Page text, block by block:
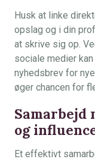
Husk at linke
opslag og i din
at skrive sig op.
sociale medier
nyhedsbrev for
øger chancen for
Samarbejd
og
Et effektivt